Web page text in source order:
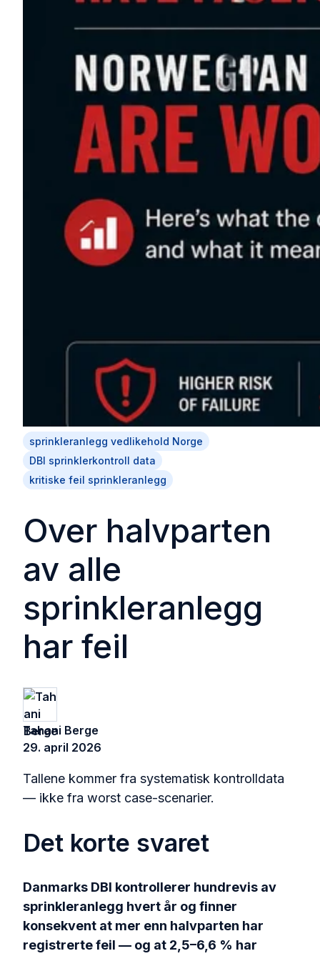
sprinkleranlegg vedlikehold Norge
DBI sprinklerkontroll data
kritiske feil sprinkleranlegg
Over halvparten
av alle
sprinkleranlegg
har feil
Tahani Berge
29. april 2026
Tallene kommer fra systematisk kontrolldata
— ikke fra worst case-scenarier.
Det korte svaret
Danmarks DBI kontrollerer hundrevis av
sprinkleranlegg hvert år og finner
konsekvent at mer enn halvparten har
registrerte feil — og at 2,5–6,6 % har